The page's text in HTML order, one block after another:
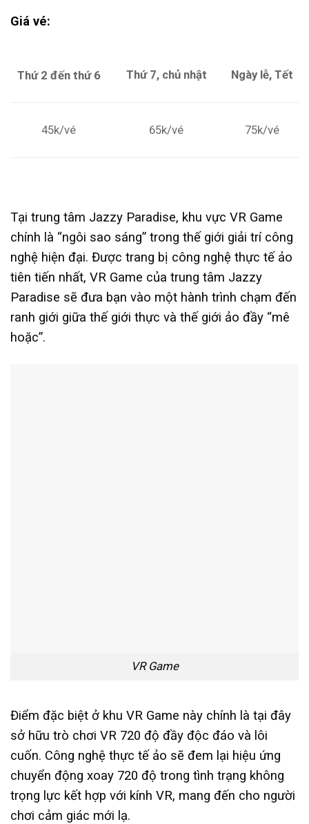
Giá vé:
Thứ 2 đến thứ 6 Thứ 7, chủ nhật Ngày lễ, Tết
45k/vé 65k/vé 75k/vé
Tại trung tâm Jazzy Paradise, khu vực VR Game
chính là “ngôi sao sáng” trong thế giới giải trí công
nghệ hiện đại. Được trang bị công nghệ thực tế ảo
tiên tiến nhất, VR Game của trung tâm Jazzy
Paradise sẽ đưa bạn vào một hành trình chạm đến
ranh giới giữa thế giới thực và thế giới ảo đầy “mê
hoặc”.
VR Game
Điểm đặc biệt ở khu VR Game này chính là tại đây
sở hữu trò chơi VR 720 độ đầy độc đáo và lôi
cuốn. Công nghệ thực tế ảo sẽ đem lại hiệu ứng
chuyển động xoay 720 độ trong tình trạng không
trọng lực kết hợp với kính VR, mang đến cho người
chơi cảm giác mới lạ.